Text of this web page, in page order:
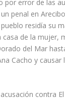
por error de las
penal en
residía su
casa de la mujer,
del Mar
Cacho y
contra